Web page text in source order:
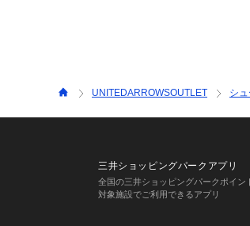
UNITEDARROWSOUTLET シ
三井ショッピングパークアプリ
全国の三井ショッピングパークポイン
対象施設でご利用できるアプリ